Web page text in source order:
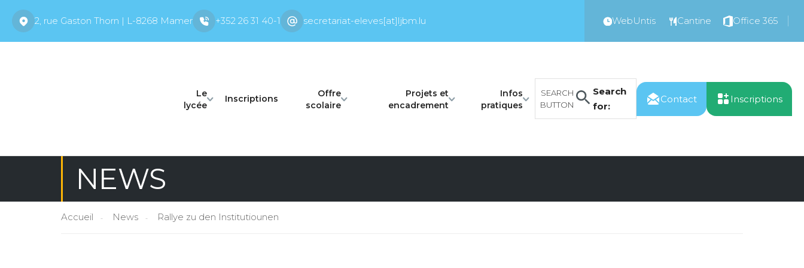
2, rue Gaston Thorn | L-8268 Mamer +352 26 31 40-1 secretariat-eleves[at]ljbm.lu WebUntis Cantine Office 365
Le
lycée
Inscriptions
Offre
scolaire
Projets et
encadrement
Infos
pratiques
Search
for:
SEARCH
BUTTON
Contact Inscriptions
NEWS
Accueil News Rallye zu den Institutiounen